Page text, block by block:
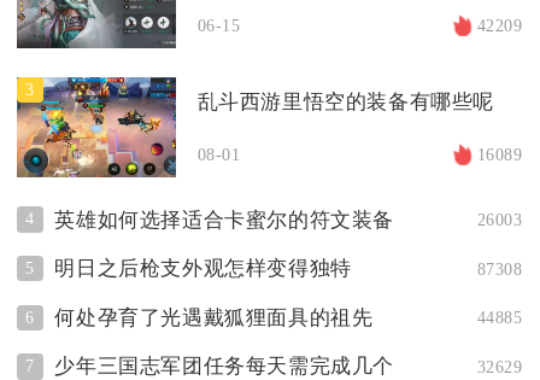
06-15 42209
3
乱斗西游里悟空的装备有哪些呢
08-01 16089
4 英雄如何选择适合卡蜜尔的符文装备 26003
5 明日之后枪支外观怎样变得独特 87308
6 何处孕育了光遇戴狐狸面具的祖先 44885
7 少年三国志军团任务每天需完成几个 32629